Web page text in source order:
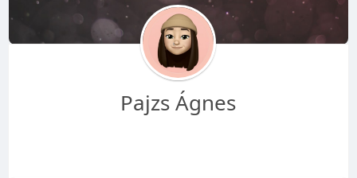
Pajzs Ágnes